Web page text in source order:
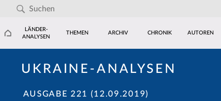
LÄNDER-
ANALYSEN
THEMEN ARCHIV CHRONIK AUTOREN
UKRAINE-ANALYSEN
AUSGABE 221 (12.09.2019)